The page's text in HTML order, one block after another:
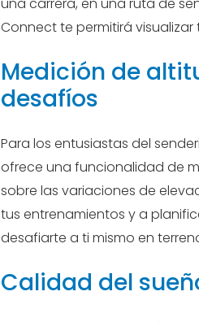
Connect te permitirá
Medición de
desafíos
Para los entusiastas del
ofrece una funcionalidad de
sobre las variaciones de
tus entrenamientos y a
desafiarte a ti mismo en
Calidad del